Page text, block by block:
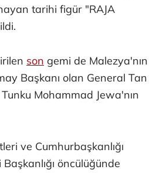
tarihi figür "RAJA
son gemi de Malezya'nın
Başkanı olan General Tan
Mohammad Jewa'nın
ve Cumhurbaşkanlığı
öncülüğünde